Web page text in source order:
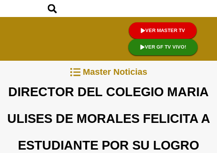
VER MASTER TV
VER GF TV VIVO!
Master Noticias
DIRECTOR DEL COLEGIO MARIA
ULISES DE MORALES FELICITA A
ESTUDIANTE POR SU LOGRO